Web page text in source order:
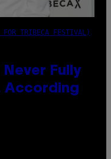
FOR TRIBECA FESTIVAL)
Fully
According